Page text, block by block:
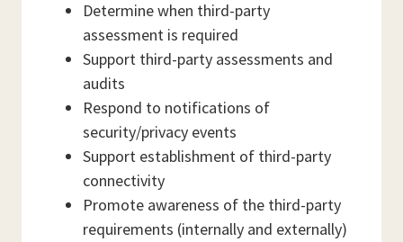
Determine when third-party
assessment is required
Support third-party assessments and
audits
Respond to notifications of
security/privacy events
Support establishment of third-party
connectivity
Promote awareness of the third-party
requirements (internally and externally)